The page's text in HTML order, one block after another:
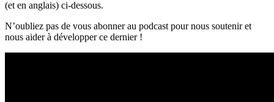
(et en anglais) ci-dessous.
N’oubliez pas de vous abonner au podcast pour nous soutenir et
nous aider à développer ce dernier !